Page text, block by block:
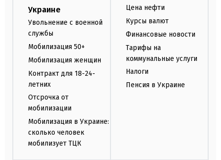
Украине
Увольнение с военной
службы
Мобилизация 50+
Мобилизация женщин
Контракт для 18-24-
летних
Отсрочка от
мобилизации
Мобилизация в Украине:
сколько человек
мобилизует ТЦК
Цена нефти
Курсы валют
Финансовые новости
Тарифы на
коммунальные услуги
Налоги
Пенсия в Украине